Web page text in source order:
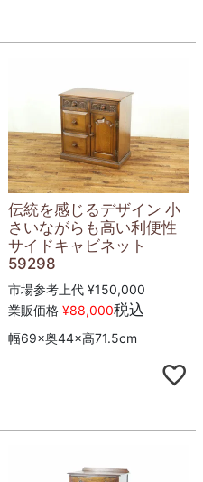
伝統を感じるデザイン 小
さいながらも高い利便性
サイドキャビネット
59298
市場参考上代 ¥150,000
業販価格 ¥88,000税込
幅69×奥44×高71.5cm